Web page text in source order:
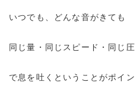
いつでも、どんな音がきても
同じ量・同じスピード・同じ圧
で息を吐くということがポイン